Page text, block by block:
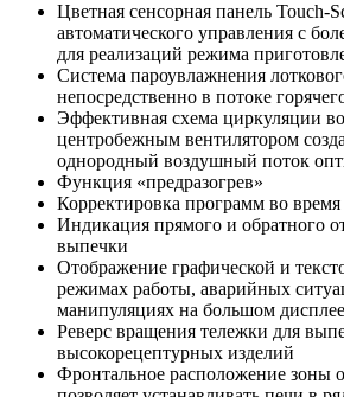
Цветная сенсорная панель Touch-
автоматического управления с
для реализаций режима
Система пароувлажнения
непосредственно в потоке
Эффективная схема циркуляции
центробежным вентилятором
однородный воздушный поток
Функция «предразогрев»
Корректировка программ во
Индикация прямого и обратного
выпечки
Отображение графической и
режимах работы, аварийных
манипуляциях на большом дисплее
Реверс вращения тележки для
высокорецептурных изделий
Фронтальное расположение зоны